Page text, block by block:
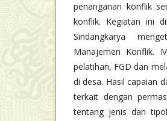
penanganan konflik
konflik. Kegiatan ini
Sindangkarya
Manajemen Konflik.
pelatihan, FGD dan
di desa. Hasil capaian
terkait dengan
tentang jenis dan